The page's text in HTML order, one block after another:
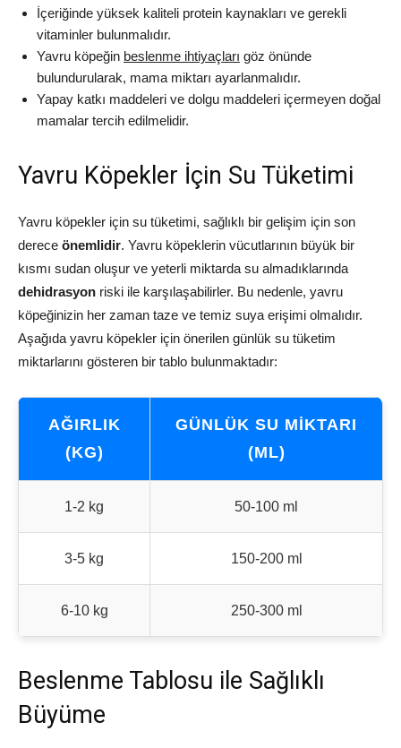
İçeriğinde yüksek kaliteli protein kaynakları ve gerekli
vitaminler bulunmalıdır.
Yavru köpeğin beslenme ihtiyaçları göz önünde
bulundurularak, mama miktarı ayarlanmalıdır.
Yapay katkı maddeleri ve dolgu maddeleri içermeyen doğal
mamalar tercih edilmelidir.
Yavru Köpekler İçin Su Tüketimi
Yavru köpekler için su tüketimi, sağlıklı bir gelişim için son
derece önemlidir. Yavru köpeklerin vücutlarının büyük bir
kısmı sudan oluşur ve yeterli miktarda su almadıklarında
dehidrasyon riski ile karşılaşabilirler. Bu nedenle, yavru
köpeğinizin her zaman taze ve temiz suya erişimi olmalıdır.
Aşağıda yavru köpekler için önerilen günlük su tüketim
miktarlarını gösteren bir tablo bulunmaktadır:
AĞIRLIK
(KG)
GÜNLÜK SU MIKTARI
(ML)
1-2 kg 50-100 ml
3-5 kg 150-200 ml
6-10 kg 250-300 ml
Beslenme Tablosu ile Sağlıklı
Büyüme